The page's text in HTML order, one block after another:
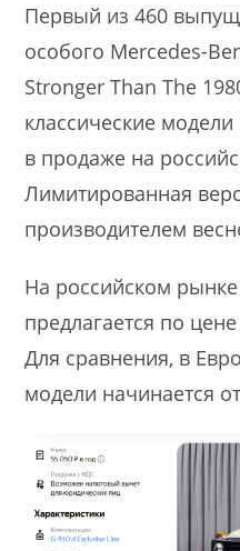
Первый из 460
особого Mercedes-
Stronger Than The
классические
в продаже на
Лимитированная
производителем
На российском
предлагается по
Для сравнения, в
модели начинается